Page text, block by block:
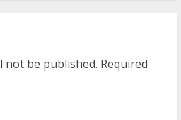
not be published. Required